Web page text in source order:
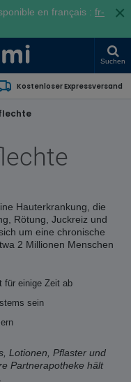
en français : fr-
×
Suchen
Kostenloser Expressversand
Hauterkrankung, die
Rötung, Juckreiz und
um eine chronische
2 Millionen Menschen
für einige Zeit ab
sein
Lotionen, Pflaster und
Partnerapotheke hält